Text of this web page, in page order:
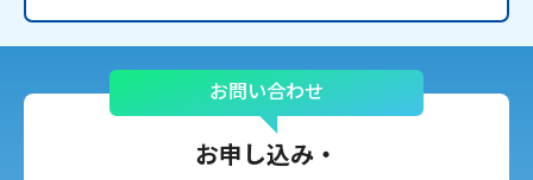
お問い合わせ
お申し込み・